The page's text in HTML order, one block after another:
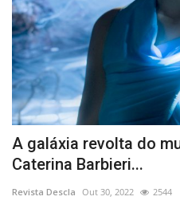
A galáxia revolta do
Caterina Barbieri...
Revista Descla Out 30, 2022 2544